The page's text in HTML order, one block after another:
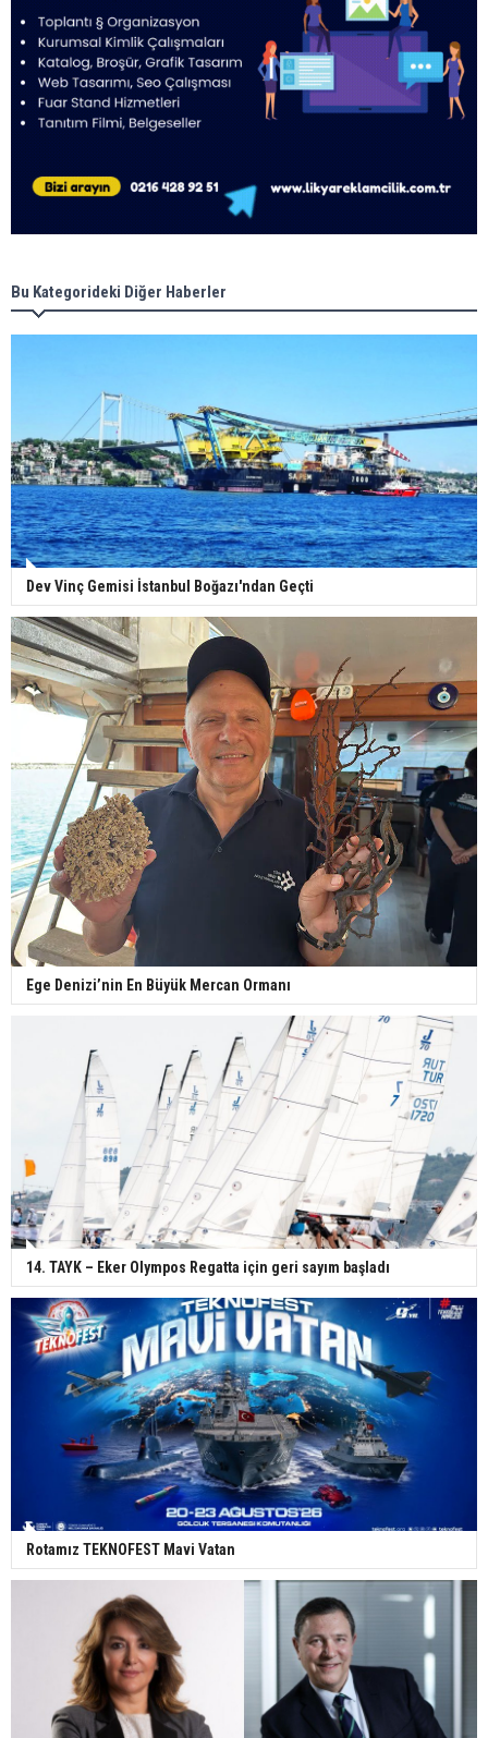
Bu Kategorideki Diğer Haberler
Dev Vinç Gemisi İstanbul Boğazı'ndan Geçti
Ege Denizi’nin En Büyük Mercan Ormanı
14. TAYK – Eker Olympos Regatta için geri sayım başladı
Rotamız TEKNOFEST Mavi Vatan